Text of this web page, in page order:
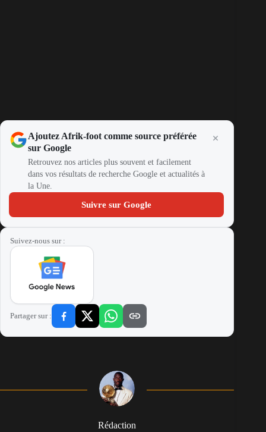
Ajoutez Afrik-foot comme source préférée
sur Google
Retrouvez nos articles plus souvent et facilement
dans vos résultats de recherche Google et actualités à
la Une.
Suivre sur Google
Suivez-nous sur :
Partager sur :
Rédaction